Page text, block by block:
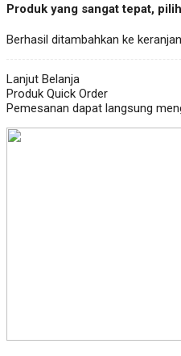
Produk yang sangat tepat,
Berhasil ditambahkan ke
Lanjut Belanja
Produk Quick Order
Pemesanan dapat langsung